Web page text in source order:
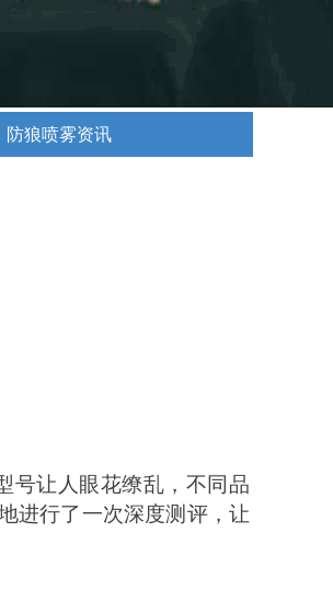
防狼喷雾资讯
号让人眼花缭乱，不同品
进行了一次深度测评，让